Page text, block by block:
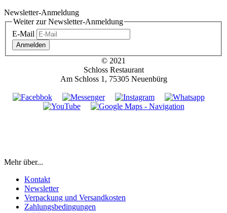
Newsletter-Anmeldung
Weiter zur Newsletter-Anmeldung
E-Mail
Anmelden
© 2021
Schloss Restaurant
Am Schloss 1, 75305 Neuenbürg
Mehr über...
Kontakt
Newsletter
Verpackung und Versandkosten
Zahlungsbedingungen